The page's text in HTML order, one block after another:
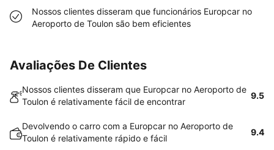
Nossos clientes disseram que funcionários Europcar no
Aeroporto de Toulon são bem eficientes
Avaliações De Clientes
Nossos clientes disseram que Europcar no Aeroporto de
Toulon é relativamente fácil de encontrar
9.5
Devolvendo o carro com a Europcar no Aeroporto de
Toulon é relativamente rápido e fácil
9.4